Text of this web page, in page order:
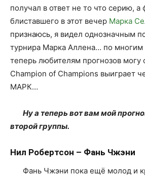
получал в ответ не то что серию, а
блиставшего в этот вечер Марка
признаюсь, я видел однозначным
турнира Марка Аллена… по
теперь любителям прогнозов могу
Champion of Champions выиграет
МАРК…
Ну а теперь вот вам мой
второй группы.
Нил Робертсон – Фань Чжэни
Фань Чжэни пока ещё молод и